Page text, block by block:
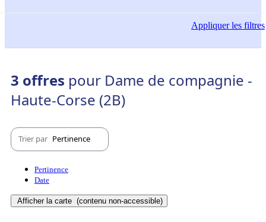
Appliquerles filtres
3 offres pour Dame de compagnie -
Haute-Corse (2B)
Trier par Pertinence
Pertinence
Date
Afficher la carte (contenu non-accessible)